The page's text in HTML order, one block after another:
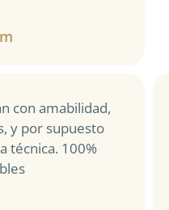
con amabilidad,
y por supuesto
técnica. 100%